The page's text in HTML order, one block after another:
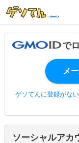
で
ゲソてんに登録がな
ソーシャルアカ